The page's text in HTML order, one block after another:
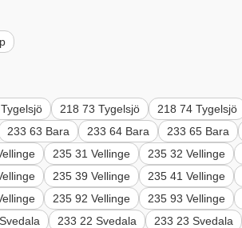
218 73 Tygelsjö 218 74 Tygelsjö
233 63 Bara 233 64 Bara 233 65 Bara
235 31 Vellinge 235 32 Vellinge
235 39 Vellinge 235 41 Vellinge
235 92 Vellinge 235 93 Vellinge
233 22 Svedala 233 23 Svedala